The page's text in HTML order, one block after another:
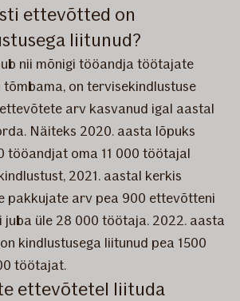
ettevõtted on
liitunud?
nii mõnigi tööandja töötajate
on tervisekindlustuse
arv kasvanud igal aastal
Näiteks 2020. aasta lõpuks
tööandjat oma 11 000 töötajal
2021. aastal kerkis
pakkujate arv pea 900 ettevõtteni
juba üle 28 000 töötaja. 2022. aasta
kindlustusega liitunud pea 1500
töötajat.
ettevõtetel liituda